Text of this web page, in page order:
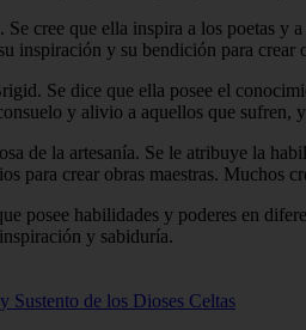
cree que ella inspira a los poetas
inspiración y su bendición para crear
Se dice que ella posee el
y alivio a aquellos que sufren,
de la artesanía. Se le atribuye la
para crear obras maestras.
posee habilidades y poderes en
y sabiduría.
Sustento de los Dioses Celtas